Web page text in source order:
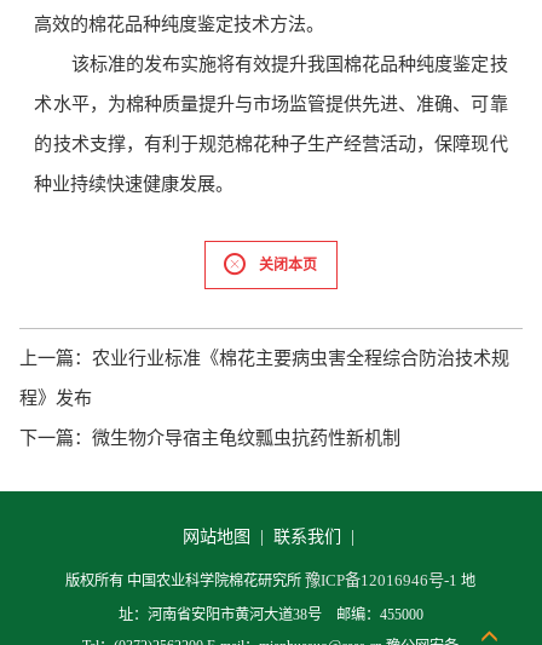
高效的棉花品种纯度鉴定技术方法。
该标准的发布实施将有效提升我国棉花品种纯度鉴定技
术水平，为棉种质量提升与市场监管提供先进、准确、可靠
的技术支撑，有利于规范棉花种子生产经营活动，保障现代
种业持续快速健康发展。
关闭本页
上一篇： 农业行业标准《棉花主要病虫害全程综合防治技术规
程》发布
下一篇： 微生物介导宿主龟纹瓢虫抗药性新机制
网站地图 | 联系我们 |
版权所有 中国农业科学院棉花研究所豫ICP备12016946号-1 地
址：河南省安阳市黄河大道38号 邮编：455000